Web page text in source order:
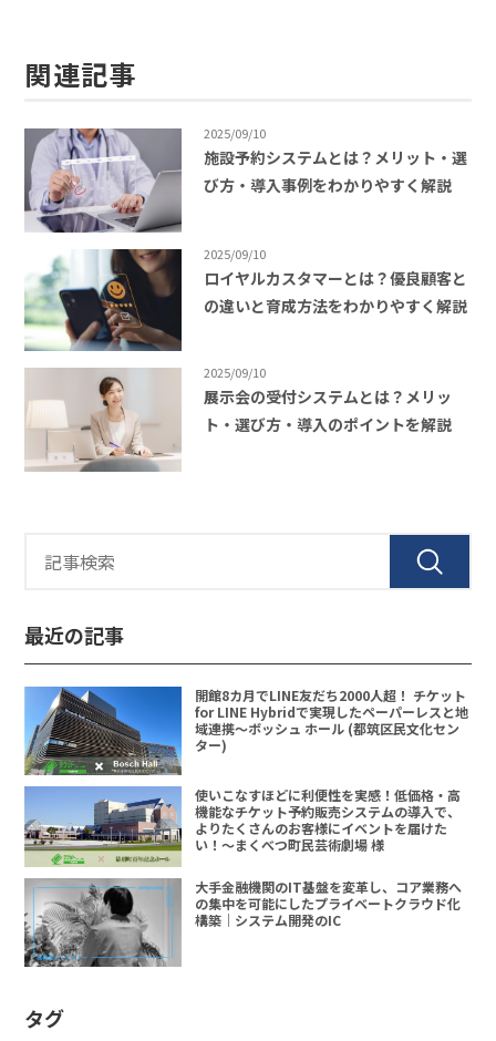
関連記事
2025/09/10
施設予約システムとは？メリット・選
び方・導入事例をわかりやすく解説
2025/09/10
ロイヤルカスタマーとは？優良顧客と
の違いと育成方法をわかりやすく解説
2025/09/10
展示会の受付システムとは？メリッ
ト・選び方・導入のポイントを解説
最近の記事
開館8カ月でLINE友だち2000人超！ チケット
for LINE Hybridで実現したペーパーレスと地
域連携〜ボッシュ ホール (都筑区民文化セン
ター)
使いこなすほどに利便性を実感！低価格・高
機能なチケット予約販売システムの導入で、
よりたくさんのお客様にイベントを届けた
い！〜まくべつ町民芸術劇場 様
大手金融機関のIT基盤を変革し、コア業務へ
の集中を可能にしたプライベートクラウド化
構築｜システム開発のIC
タグ